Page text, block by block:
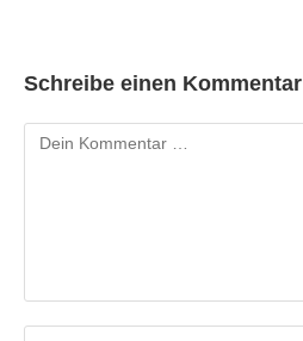
Schreibe einen Kommentar